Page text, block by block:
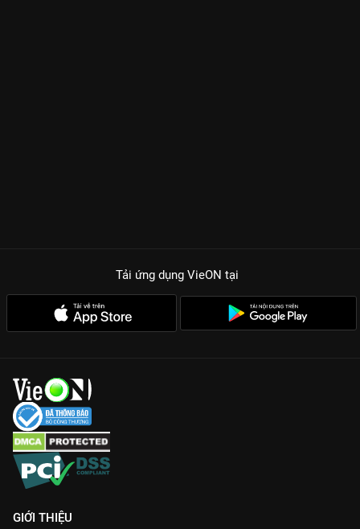
Tải ứng dụng VieON tại
GIỚI THIỆU